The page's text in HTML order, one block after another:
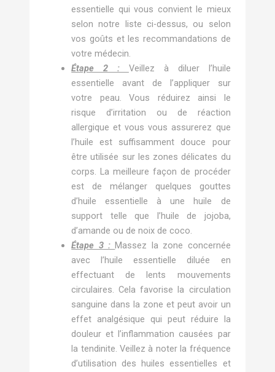
essentielle qui vous convient le mieux
selon notre liste ci-dessus, ou selon
vos goûts et les recommandations de
votre médecin.
Étape 2 :
Veillez à diluer l’huile
essentielle avant de l’appliquer sur
votre peau. Vous réduirez ainsi le
risque d’irritation ou de réaction
allergique et vous vous assurerez que
l’huile est suffisamment douce pour
être utilisée sur les zones délicates du
corps. La meilleure façon de procéder
est de mélanger quelques gouttes
d’huile essentielle à une huile de
support telle que l’huile de jojoba,
d’amande ou de noix de coco.
Étape 3 : Massez la zone concernée
avec l’huile essentielle diluée en
effectuant de lents mouvements
circulaires. Cela favorise la circulation
sanguine dans la zone et peut avoir un
effet analgésique qui peut réduire la
douleur et l’inflammation causées par
la tendinite. Veillez à noter la fréquence
d’utilisation des huiles essentielles et